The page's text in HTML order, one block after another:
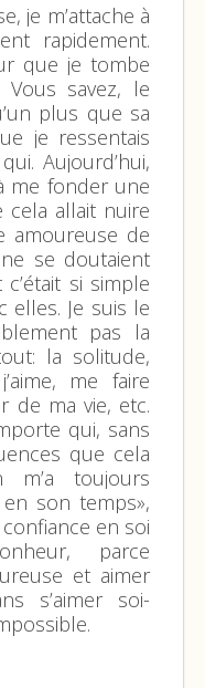
je m’attache à
rapidement.
que je tombe
Vous savez, le
plus que sa
je ressentais
Aujourd’hui,
me fonder une
cela allait nuire
amoureuse de
se doutaient
si simple
elles. Je suis le
pas la
la solitude,
me faire
de ma vie, etc.
qui, sans
que cela
m’a toujours
son temps»,
en soi
parce
et aimer
s’aimer soi-